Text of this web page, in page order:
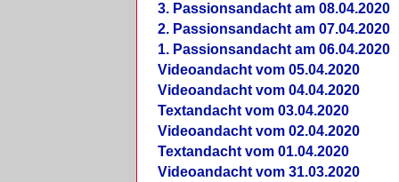
3. Passionsandacht am 08.04.2020
2. Passionsandacht am 07.04.2020
1. Passionsandacht am 06.04.2020
Videoandacht vom 05.04.2020
Videoandacht vom 04.04.2020
Textandacht vom 03.04.2020
Videoandacht vom 02.04.2020
Textandacht vom 01.04.2020
Videoandacht vom 31.03.2020